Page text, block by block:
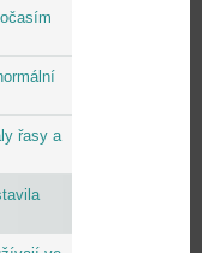
řasy a